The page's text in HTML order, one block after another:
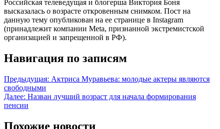
Российская телеведущая и блогерша Виктория Боня
высказалась о возрасте откровенным снимком. Пост на
данную тему опубликован на ее странице в Instagram
(принадлежит компании Meta, признанной экстремистской
организацией и запрещенной в РФ).
Навигация по записям
Предыдущая: Актриса Муравьева: молодые актеры являются
свободными
Далее: Назван лучший возраст для начала формирования
пенсии
Похожие новости